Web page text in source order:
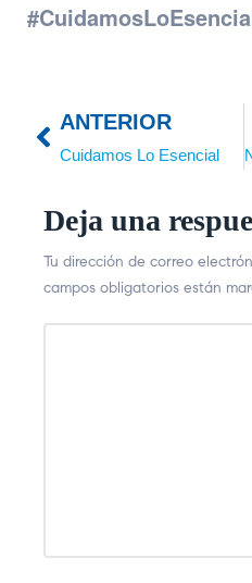
ANTERIOR
Cuidamos Lo Esencial
Deja una
Tu dirección de correo
campos obligatorios están